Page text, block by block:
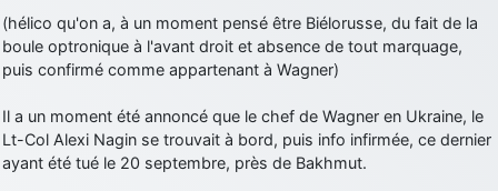
jericho: Bonne année et tous mes meilleurs voeux à tous pour
2026 !
année!
jericho: Merci D9pouces, à mon tour de souhaiter un Joyeux Noël
et de bonnes fêtes de fin d'année.
(hélico qu'on a, à un moment pensé être Biélorusse, du fait de la
boule optronique à l'avant droit et absence de tout marquage,
puis confirmé comme appartenant à Wagner)
Il a un moment été annoncé que le chef de Wagner en Ukraine, le
Lt-Col Alexi Nagin se trouvait à bord, puis info infirmée, ce dernier
ayant été tué le 20 septembre, près de Bakhmut.